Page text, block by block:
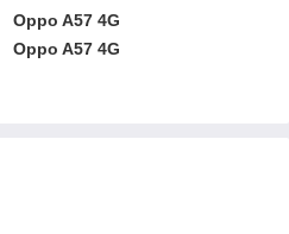
Oppo A57 4G
Oppo A57 4G